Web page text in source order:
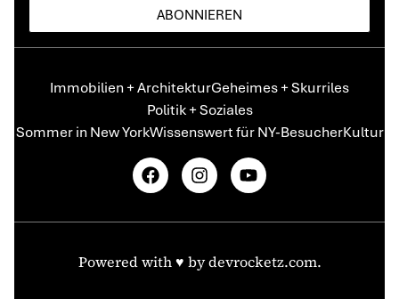
ABONNIEREN
Immobilien + ArchitekturGeheimes + Skurriles
Politik + Soziales
Sommer in New YorkWissenswert für NY-BesucherKultur
Powered with ♥️ bydevrocketz.com.